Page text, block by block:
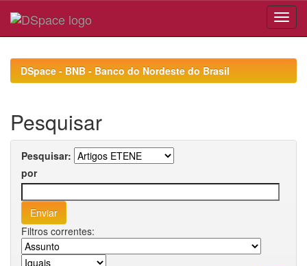
navigationDSpace - BNB - Banco do Nordeste do Brasil
Pesquisar
Pesquisar:
por
Filtros correntes: